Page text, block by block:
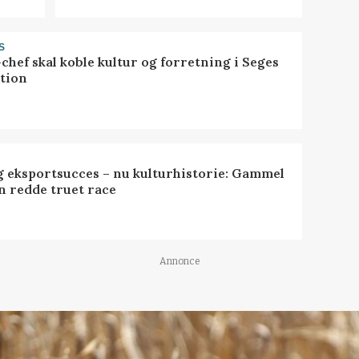
skal koble kultur og forretning i Seges
eksportsucces – nu kulturhistorie: Gammel
redde truet race
Annonce